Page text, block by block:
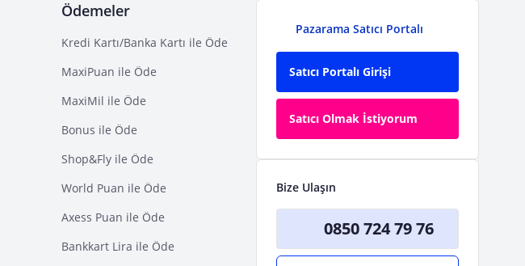
Ödemeler
Kredi Kartı/Banka Kartı ile Öde
MaxiPuan ile Öde
MaxiMil ile Öde
Bonus ile Öde
Shop&Fly ile Öde
World Puan ile Öde
Axess Puan ile Öde
Bankkart Lira ile Öde
Pazarama Satıcı Portalı
Satıcı Portalı Girişi
Satıcı Olmak İstiyorum
Bize Ulaşın
0850 724 79 76